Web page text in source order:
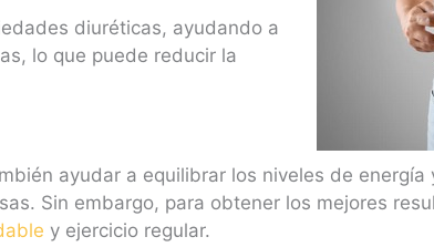
diuréticas, ayudando a
lo que puede reducir la
ayudar a equilibrar los niveles de
Sin embargo, para obtener los mejores
y ejercicio regular.